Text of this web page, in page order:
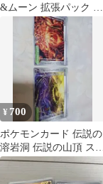
&ムーン 拡張パック コ
レクション ムーン キラ
¥ 700
ポケモンカード 伝説の
溶岩洞 伝説の山頂 スタ
ジアム 2枚セット